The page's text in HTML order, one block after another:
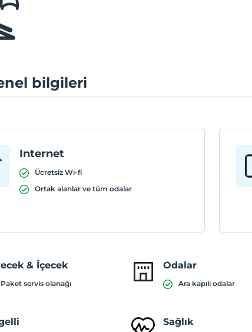
bilgileri
Internet
Ücretsiz Wi-fi
Ortak alanlar ve tüm odalar
& İçecek
Paket servis olanağı
Odalar
Ara kapılı odalar
Sağlık